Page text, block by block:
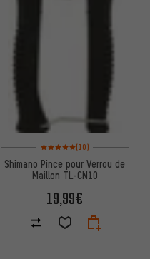
Note moyenne : 5 sur 5 d'après
(10)
Shimano Pince pour Verrou de
Maillon TL-CN10
19,99€